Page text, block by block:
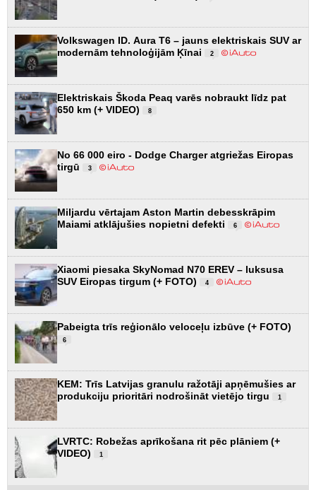
Volkswagen ID. Aura T6 – jauns elektriskais SUV ar
modernām tehnoloģijām Ķīnai
2
Elektriskais Škoda Peaq varēs nobraukt līdz pat
650 km (+ VIDEO)
8
No 66 000 eiro - Dodge Charger atgriežas Eiropas
tirgū
3
Miljardu vērtajam Aston Martin debesskrāpim
Maiami atklājušies nopietni defekti
6
Xiaomi piesaka SkyNomad N70 EREV – luksusa
SUV Eiropas tirgum (+ FOTO)
4
Pabeigta trīs reģionālo veloceļu izbūve (+ FOTO)
6
KEM: Trīs Latvijas granulu ražotāji apņēmušies ar
produkciju prioritāri nodrošināt vietējo tirgu
1
LVRTC: Robežas aprīkošana rit pēc plāniem (+
VIDEO)
1